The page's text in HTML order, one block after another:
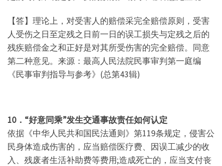
【答】理论上，对受害人的赔偿采完全赔偿原则，受害
人受伤之日至定残之日前一日的误工损失与定残之后的
残疾赔偿金之和正好是对其所受伤害的完全赔偿。同意
第二种意见。来源：最高人民法院民事审判第一庭编
《民事审判指导与参考》(总第43辑)
10． “好意同乘”发生交通事故责任如何认定
依据《中华人民共和国民法通则》第119条规定，侵害公
民身体造成伤害的，应当赔偿医疗费、因误工减少的收
入、残废者生活补助费等费用;造成死亡的，应当支付丧